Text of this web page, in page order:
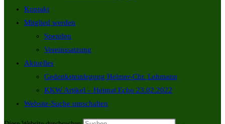
Kontakt
Mitglied werden
Spenden
Vereinssatzung
Aktuelles
Gedenksteinlegung Helmer-Chr. Lehmann
KKW Artikel – Heimat Echo 23.02.2022
Website-Suche umschalten
Marketing
interests and
behavior as
you visit our
increase the
chance of
seeing